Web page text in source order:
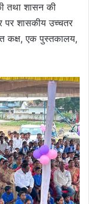
तथा शासन की
शासकीय उच्चतर
कक्ष, एक पुस्तकालय,